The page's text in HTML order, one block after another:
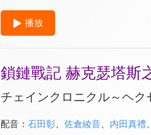
播放
鎖鏈戰記 赫克瑟塔斯
チェインクロニクル～ヘク
配音： 石田彰、 佐倉綾音、 内田真禮